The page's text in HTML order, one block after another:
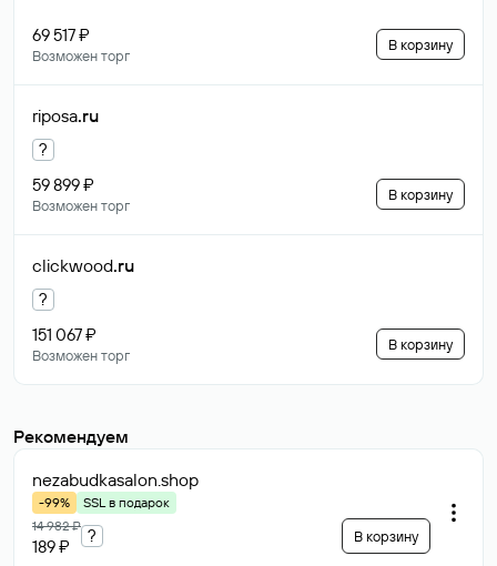
69 517 ₽
Возможен торг
В корзину
riposa.ru
?
59 899 ₽
Возможен торг
В корзину
clickwood.ru
?
151 067 ₽
Возможен торг
В корзину
Рекомендуем
nezabudkasalon.shop
-99%
SSL в подарок
14 982 ₽
189 ₽
? В корзину